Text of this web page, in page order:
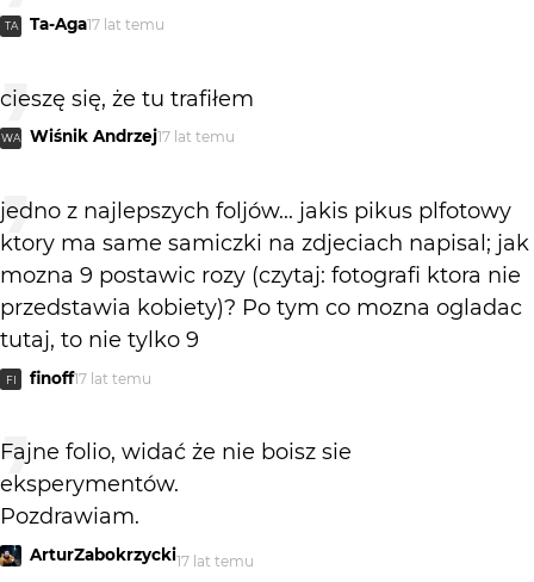
TA Ta-Aga17 lat temu
cieszę się, że tu trafiłem
WA Wiśnik Andrzej17 lat temu
jedno z najlepszych foljów... jakis pikus plfotowy
ktory ma same samiczki na zdjeciach napisal; jak
mozna 9 postawic rozy (czytaj: fotografi ktora nie
przedstawia kobiety)? Po tym co mozna ogladac
tutaj, to nie tylko 9
FI finoff17 lat temu
Fajne folio, widać że nie boisz sie
eksperymentów.
Pozdrawiam.
ArturZabokrzycki17 lat temu